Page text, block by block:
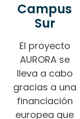
Campus
Sur
El proyecto
AURORA se
lleva a cabo
gracias a una
financiación
europea que